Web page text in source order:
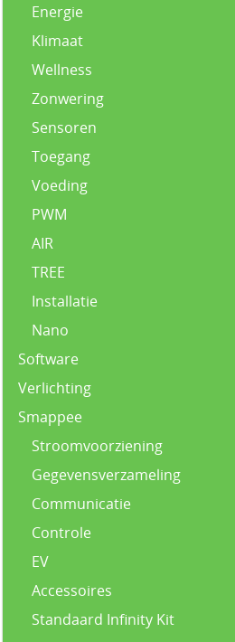
Energie
Klimaat
Wellness
Zonwering
Sensoren
Toegang
Voeding
PWM
AIR
TREE
Installatie
Nano
Software
Verlichting
Smappee
Stroomvoorziening
Gegevensverzameling
Communicatie
Controle
EV
Accessoires
Standaard Infinity Kit